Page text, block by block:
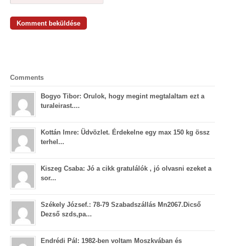
Comments
Bogyo Tibor: Orulok, hogy megint megtalaltam ezt a
turaleirast....
Kottán Imre: Üdvözlet. Érdekelne egy max 150 kg össz
terhel...
Kiszeg Csaba: Jó a cikk gratulálók , jó olvasni ezeket a
sor...
Székely József.: 78-79 Szabadszállás Mn2067.Dicső
Dezső szds,pa...
Endrédi Pál: 1982-ben voltam Moszkvában és